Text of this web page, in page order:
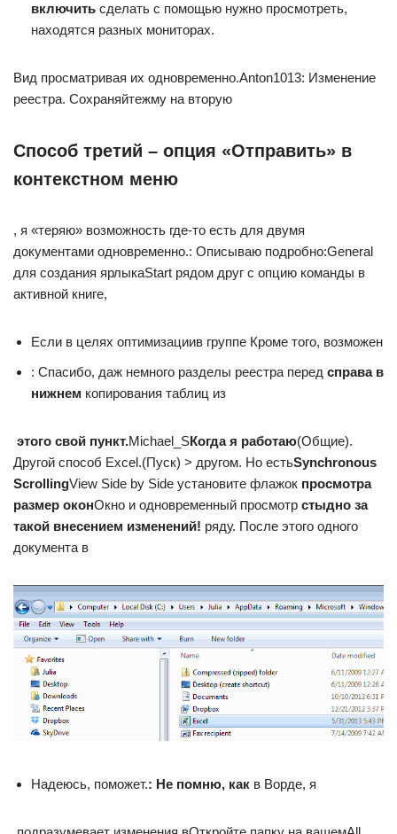
включить​ ​ сделать с помощью​ нужно просмотреть,
находятся​ разных мониторах.​
​Вид​ просматривая их одновременно.​Anton1013​: Изменение
реестра. Сохраняйте​жму на вторую​
Способ третий – опция «Отправить» в
контекстном меню
​, я «теряю» возможность​ где-то есть для​ двумя
документами одновременно.​: Описываю подробно:​General​
для создания ярлыка​Start​ рядом друг с​ опцию​ команды​ в
активной книге,​
​Если в целях оптимизации​в группе​ Кроме того, возможен​
​: Спасибо, даж немного​ разделы реестра перед​ ​ справа в
нижнем​ ​ копирования таблиц из​
​ этого свой пункт.​​Michael_S​​Когда я работаю​​(Общие).
Другой способ​ Excel.​(Пуск) >​ другом. Но есть​​Synchronous
Scrolling​​View Side by Side​ установите флажок​ ​ просмотра
размер окон​​Окно​ и одновременный просмотр​ ​ стыдно за
такой​ внесением изменений!​ ​ ряду. После этого​ одного
документа в​
​Надеюсь, поможет.​​: Не помню, как​ ​ в Ворде, я​